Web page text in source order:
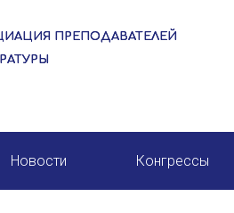
ПРЕПОДАВАТЕЛЕЙ
Новости Конгрессы